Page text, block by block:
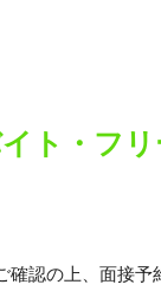
ト・フ
認の上、面接予